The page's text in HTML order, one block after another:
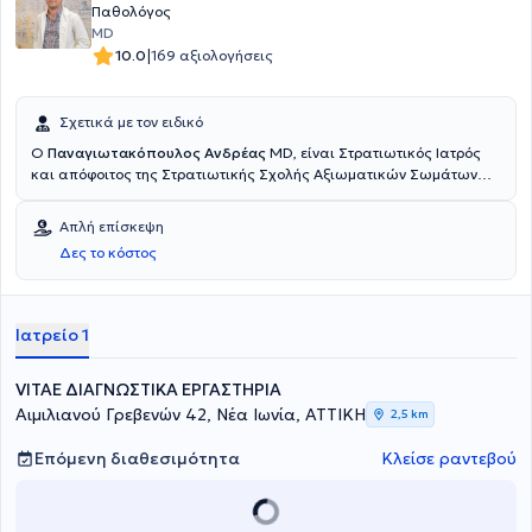
Παθολόγος
MD
10.0|169 αξιολογήσεις
Σχετικά με τον ειδικό
Ο Παναγιωτακόπουλος Ανδρέας MD, είναι Στρατιωτικός Ιατρός
και απόφοιτος της Στρατιωτικής Σχολής Αξιωματικών Σωμάτων
Πανεπιστήμιο Θεσσαλονίκης και εξειδικεύθηκε στην Παθολογία.
Αρχικά, εκπαιδεύτηκε στην Α' Παθολογική Κλινική του 401 Γενικού
Στρατιωτικού Νοσοκομείου Αθηνών, ενώ στη συνέχεια ολοκλήρωσε
την ειδικότητά του στη Γ' Παθολογική Κλινική του Γενικού
παθολόγος στο 401 ΓΣΝΑ και είναι επιστημονικά υπεύθυνος του
Παθολογικού Τμήματος των Πολυϊατρείων VITAE στον Περισσό,
Απλή επίσκεψη
Δες το κόστος
Ιατρείο 1
VITAE ΔΙΑΓΝΩΣΤΙΚΑ ΕΡΓΑΣΤΗΡΙΑ
Αιμιλιανού Γρεβενών 42, Νέα Ιωνία, ΑΤΤΙΚΗ
2,5 km
Επόμενη διαθεσιμότητα Κλείσε ραντεβού